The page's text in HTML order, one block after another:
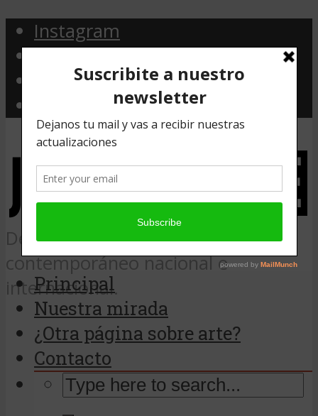
Instagram
Facebook
Twitter
Desde Argentina, noticias de arte
contemporáneo nacional e
internacional.
Principal
Nuestra mirada
¿Otra página sobre arte?
Contacto